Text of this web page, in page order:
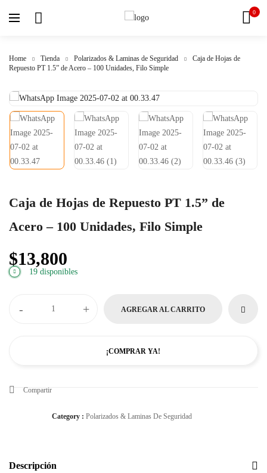
0
Home Tienda Polarizados & Laminas de Seguridad
Caja de Hojas de
Repuesto PT 1.5” de Acero – 100 Unidades, Filo Simple
Caja de Hojas de Repuesto PT 1.5” de
Acero – 100 Unidades, Filo Simple
$13,800
19 disponibles
- + AGREGAR AL CARRITO
¡COMPRAR YA!
Compartir
Category : Polarizados & Laminas De Seguridad
Descripción